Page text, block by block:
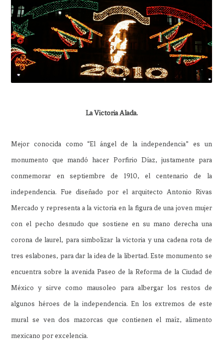
La Victoria Alada.
Mejor conocida como “El ángel de la independencia” es un
monumento que mandó hacer Porfirio Díaz, justamente para
conmemorar en septiembre de 1910, el centenario de la
independencia. Fue diseñado por el arquitecto Antonio Rivas
Mercado y representa a la victoria en la figura de una joven mujer
con el pecho desnudo que sostiene en su mano derecha una
corona de laurel, para simbolizar la victoria y una cadena rota de
tres eslabones, para dar la idea de la libertad. Este monumento se
encuentra sobre la avenida Paseo de la Reforma de la Ciudad de
México y sirve como mausoleo para albergar los restos de
algunos héroes de la independencia. En los extremos de este
mural se ven dos mazorcas que contienen el maíz, alimento
mexicano por excelencia.